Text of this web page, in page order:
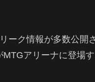
ーク情報が多数公開
アリーナに登場